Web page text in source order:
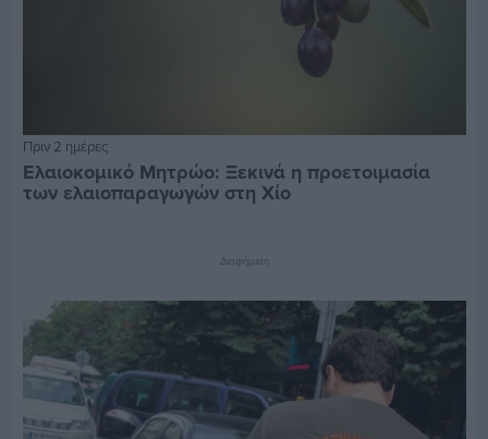
Πριν 2 ημέρες
Ελαιοκομικό Μητρώο: Ξεκινά η προετοιμασία
των ελαιοπαραγωγών στη Χίο
Διαφήμιση